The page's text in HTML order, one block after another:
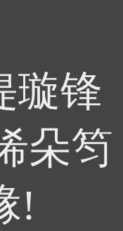
璇锋
朵笉
!